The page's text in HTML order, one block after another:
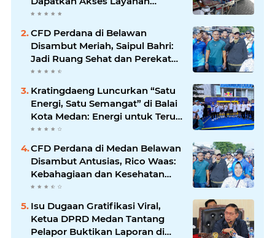
Kesehatan
CFD Perdana di Belawan
Disambut Meriah, Saipul Bahri:
Jadi Ruang Sehat dan Perekat
Kebersamaan Warga Medan
Kratingdaeng Luncurkan “Satu
Energi, Satu Semangat” di Balai
Kota Medan: Energi untuk Terus
Bergerak Maju
CFD Perdana di Medan Belawan
Disambut Antusias, Rico Waas:
Kebahagiaan dan Kesehatan
Harus Hadir di Seluruh Penjuru
Isu Dugaan Gratifikasi Viral,
Ketua DPRD Medan Tantang
Pelapor Buktikan Laporan di